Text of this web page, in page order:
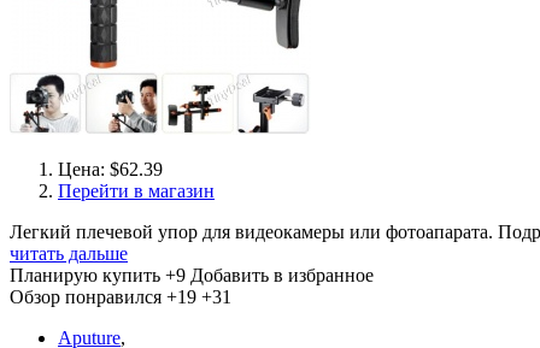
Цена: $62.39
Перейти в магазин
Легкий плечевой упор для видеокамеры или фотоапарата.
читать дальше
Планирую купить +9 Добавить в избранное
Обзор понравился +19 +31
Aputure,